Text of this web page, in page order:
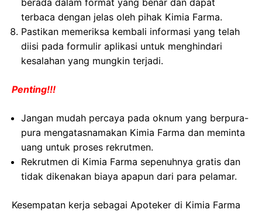
berada dalam format yang benar dan dapat
terbaca dengan jelas oleh pihak Kimia Farma.
Pastikan memeriksa kembali informasi yang telah
diisi pada formulir aplikasi untuk menghindari
kesalahan yang mungkin terjadi.
Penting!!!
Jangan mudah percaya pada oknum yang berpura-
pura mengatasnamakan Kimia Farma dan meminta
uang untuk proses rekrutmen.
Rekrutmen di Kimia Farma sepenuhnya gratis dan
tidak dikenakan biaya apapun dari para pelamar.
Kesempatan kerja sebagai Apoteker di Kimia Farma